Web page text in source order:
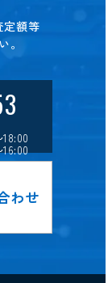
定額等
。
わせ